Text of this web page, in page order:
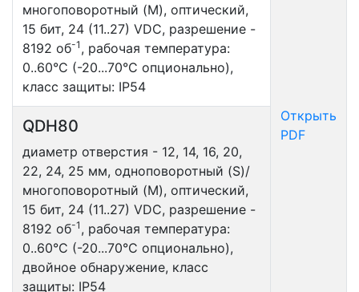
Открыть
PDF
многоповоротный (M), оптический,
15 бит, 24 (11..27) VDC, разрешение -
8192 об-1 , рабочая температура:
0..60°С (-20...70°С опционально),
класс защиты: IP54
QDH80
диаметр отверстия - 12, 14, 16, 20,
22, 24, 25 мм, одноповоротный (S)/
многоповоротный (M), оптический,
15 бит, 24 (11..27) VDC, разрешение -
8192 об-1 , рабочая температура:
0..60°С (-20...70°С опционально),
двойное обнаружение, класс
защиты: IP54